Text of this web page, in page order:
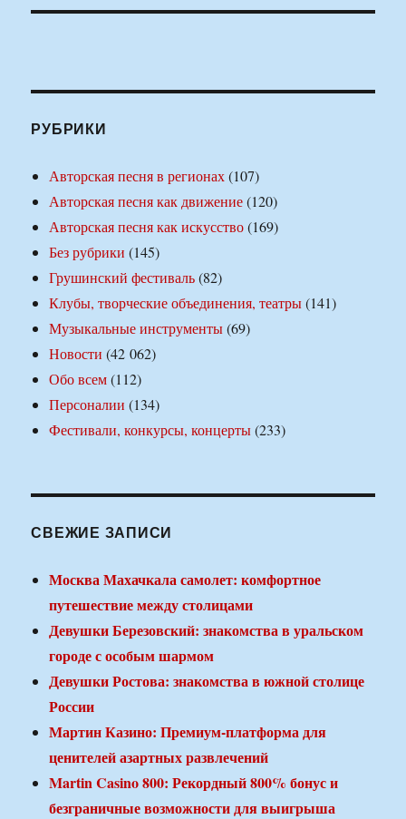
РУБРИКИ
Авторская песня в регионах(107)
Авторская песня как движение(120)
Авторская песня как искусство(169)
Без рубрики (145)
Грушинский фестиваль(82)
Клубы, творческие объединения, театры(141)
Музыкальные инструменты(69)
Новости (42 062)
Обо всем(112)
Персоналии (134)
Фестивали, конкурсы, концерты(233)
СВЕЖИЕ ЗАПИСИ
Москва Махачкала самолет: комфортное
путешествие между столицами
Девушки Березовский: знакомства в уральском
городе с особым шармом
Девушки Ростова: знакомства в южной столице
России
Мартин Казино: Премиум-платформа для
ценителей азартных развлечений
Martin Casino 800: Рекордный 800% бонус и
безграничные возможности для выигрыша